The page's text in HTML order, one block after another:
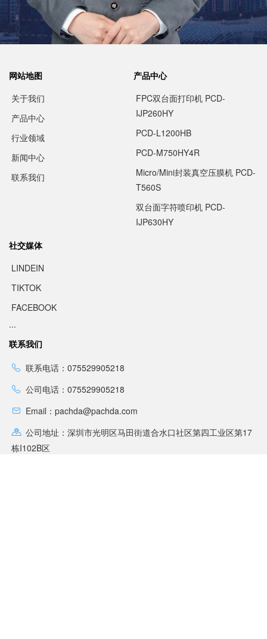
网站地图
关于我们
产品中心
行业领域
新闻中心
联系我们
产品中心
FPC双台面打印机 PCD-
IJP260HY
PCD-L1200HB
PCD-M750HY4R
Micro/Mini封装真空压膜机 PCD-
T560S
双台面字符喷印机 PCD-
IJP630HY
社交媒体
LINDEIN
TIKTOK
FACEBOOK
...
联系我们
联系电话：075529905218
公司电话：075529905218
Email：pachda@pachda.com
公司地址：深圳市光明区马田街道合水口社区第四工业区第17
栋I102B区